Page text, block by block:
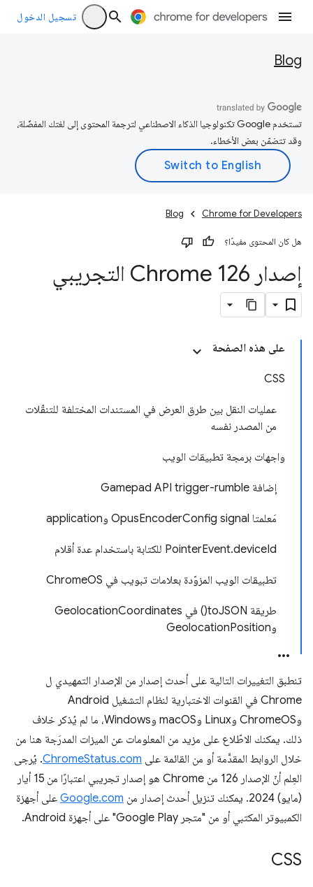
تسجيل الدخول
Blog
تستخدم Google تكنولوجيا الذكاء الاصطناعي لترجمة المحتوى إلى لغتك المفضّلة،
وقد تتضمّن بعض الأخطاء.
Chrome for Developers
Blog
هل كان المحتوى مفيدًا؟
إصدار Chrome 126 التجريبي
على هذه الصفحة
CSS
عمليات النقل بين طرق العرض في المستندات المختلفة للتنقّلات
من المصدر نفسه
واجهات برمجة تطبيقات الويب
إضافة Gamepad API trigger-rumble
مَعلمتا OpusEncoderConfig signal وapplication
PointerEvent.deviceId للكتابة باستخدام عدة أقلام
تطبيقات الويب المزوّدة بعلامات تبويب في ChromeOS
طريقة toJSON() في GeolocationCoordinates
وGeolocationPosition
تنطبق التغييرات التالية على أحدث إصدار من الإصدار التمهيدي ل
Chrome في القنوات الاختبارية لنظام التشغيل Android
وChromeOS وLinux وmacOS وWindows، ما لم يُذكر خلاف
ذلك. يمكنك الاطّلاع على مزيد من المعلومات عن الميزات المدرَجة هنا من
خلال الروابط المقدَّمة أو من القائمة على ChromeStatus.com. يُرجى
العِلم أنّ الإصدار 126 من Chrome هو إصدار تجريبي اعتبارًا من 15 أيار
(مايو) 2024. يمكنك تنزيل أحدث إصدار من
Google.com على أجهزة
الكمبيوتر المكتبي أو من "متجر Google Play" على أجهزة Android.
CSS